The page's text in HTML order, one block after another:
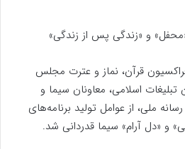
و «زندگی پس از زندگی»
قرآن، نماز و عترت مجلس
اسلامی، معاونان سیما و
ملی، از عوامل تولید برنامه‌های
و «دل آرام» سیما قدردانی شد.